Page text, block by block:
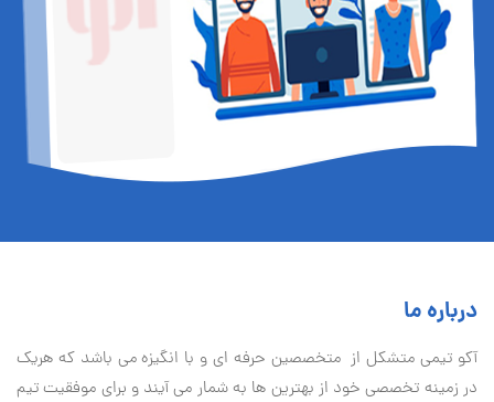
درباره ما
آكو تيمی متشکل از متخصصین حرفه ای و با انگیزه می باشد که هریک
در زمینه تخصصی خود از بهترین ها به شمار می آیند و برای موفقیت تيم